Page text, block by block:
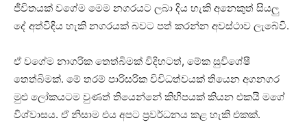
ජීවිතයක් වගේම මෙම නගරයට ලබා දිය හැකි අනෙකුත් සියලු
දේ අත්විඳිය හැකි නගරයක් බවට පත් කරන්න අවස්ථාව ලැබේවි.
ඒ වගේම නාගරික තෙත්බිමක් විදිහටත්, මේක සුවිශේෂී
තෙත්බිමක්. මේ තරම් පාරිසරික විවිධත්වයක් තියෙන අගනගර
මුළු ලෝකයටම වුණත් තියෙන්නේ කිහිපයක් කියන එකයි මගේ
විශ්වාසය. ඒ නිසාම එය අපට ප්‍රවර්ධනය කළ හැකි එකක්.